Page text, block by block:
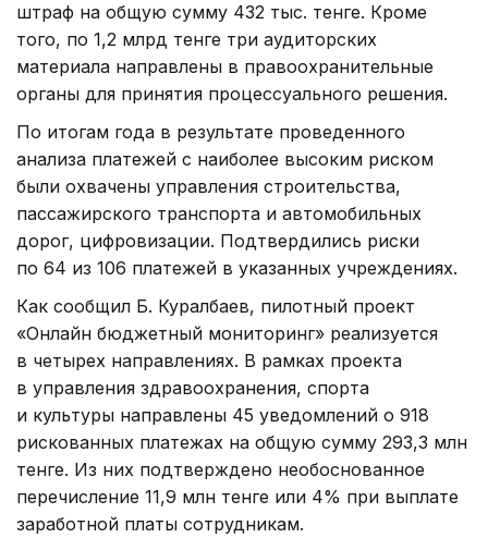
штраф на общую сумму 432 тыс. тенге. Кроме
того, по 1,2 млрд тенге три аудиторских
материала направлены в правоохранительные
органы для принятия процессуального решения.
По итогам года в результате проведенного
анализа платежей с наиболее высоким риском
были охвачены управления строительства,
пассажирского транспорта и автомобильных
дорог, цифровизации. Подтвердились риски
по 64 из 106 платежей в указанных учреждениях.
Как сообщил Б. Куралбаев, пилотный проект
«Онлайн бюджетный мониторинг» реализуется
в четырех направлениях. В рамках проекта
в управления здравоохранения, спорта
и культуры направлены 45 уведомлений о 918
рискованных платежах на общую сумму 293,3 млн
тенге. Из них подтверждено необоснованное
перечисление 11,9 млн тенге или 4% при выплате
заработной платы сотрудникам.